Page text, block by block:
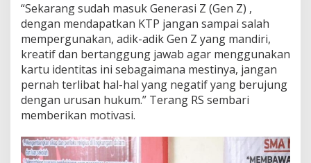
“Sekarang sudah masuk Generasi Z (Gen Z) ,
dengan mendapatkan KTP jangan sampai salah
mempergunakan, adik-adik Gen Z yang mandiri,
kreatif dan bertanggung jawab agar menggunakan
kartu identitas ini sebagaimana mestinya, jangan
pernah terlibat hal-hal yang negatif yang berujung
dengan urusan hukum.” Terang RS sembari
memberikan motivasi.